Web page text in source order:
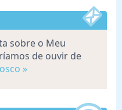
sobre o Meu
de ouvir de
»